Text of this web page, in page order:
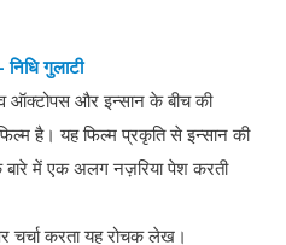
गुलाटी
ऑक्टोपस और इन्सान के बीच की
है। यह फिल्म प्रकृति से इन्सान की
के बारे में एक अलग नज़रिया पेश करती
चर्चा करता यह रोचक लेख।